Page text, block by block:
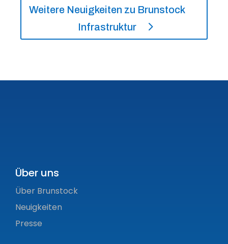
Weitere Neuigkeiten zu Brunstock
Infrastruktur
Über uns
Über Brunstock
Neuigkeiten
Presse